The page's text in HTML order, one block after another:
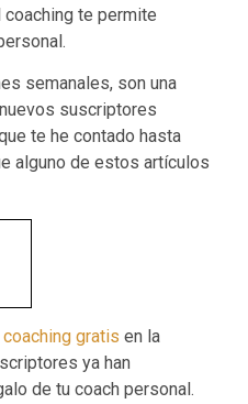
te permite
semanales, son una
suscriptores
te he contado hasta
alguno de estos artículos
coaching gratisen la
ya han
de tu coach personal.